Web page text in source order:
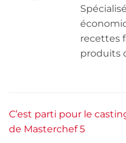
recettes
produits
C’est parti pour le
de Masterchef 5